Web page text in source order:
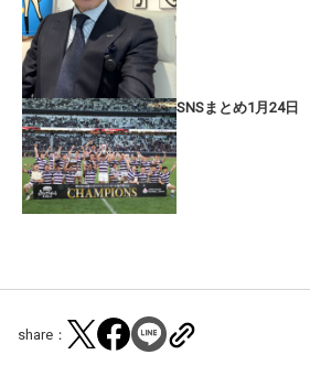
SNSまとめ1月24日
share：